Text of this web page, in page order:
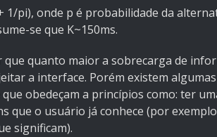
1/pi), onde p é probabilidade da
se que K~150ms.
quanto maior a sobrecarga de
a interface. Porém existem
obedeçam a princípios como: ter
que o usuário já conhece (por
significam).